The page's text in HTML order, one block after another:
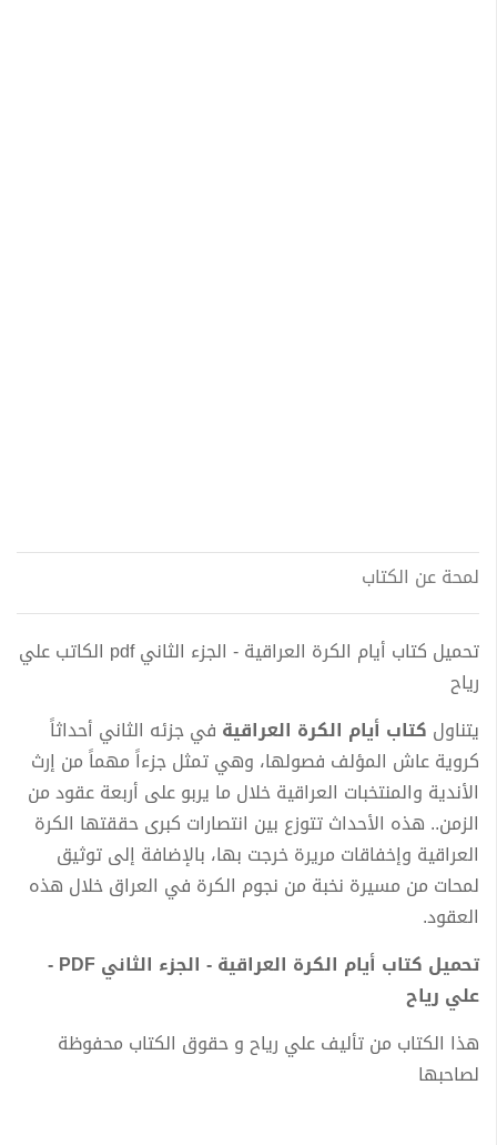
لمحة عن الكتاب
تحميل كتاب أيام الكرة العراقية - الجزء الثاني pdf الكاتب علي
رياح
يتناول كتاب أيام الكرة العراقية في جزئه الثاني أحداثاً
كروية عاش المؤلف فصولها، وهي تمثل جزءاً مهماً من إرث
الأندية والمنتخبات العراقية خلال ما يربو على أربعة عقود من
الزمن.. هذه الأحداث تتوزع بين انتصارات كبرى حققتها الكرة
العراقية وإخفاقات مريرة خرجت بها، بالإضافة إلى توثيق
لمحات من مسيرة نخبة من نجوم الكرة في العراق خلال هذه
العقود.
تحميل كتاب أيام الكرة العراقية - الجزء الثاني PDF -
علي رياح
هذا الكتاب من تأليف علي رياح و حقوق الكتاب محفوظة
لصاحبها